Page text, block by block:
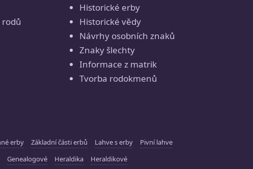
rodů
Historické erby
Historické vědy
Návrhy osobních znaků
Znaky šlechty
Informace z matrik
Tvorba rodokmenů
erby Základní části erbů Lahve s erby
Pivní lahve
Genealogové Heraldika Heraldikové